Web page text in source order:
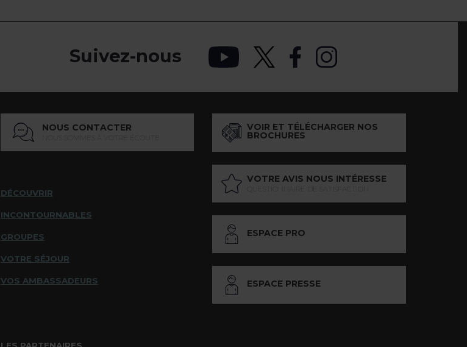
Suivez-nous
NOUS CONTACTER
DÉCOUVRIR
INCONTOURNABLES
GROUPES
VOTRE SÉJOUR
VOS AMBASSADEURS
VOIR ET TÉLÉCHARGER NOS
BROCHURES
VOTRE AVIS NOUS INTÉRESSE
ESPACE PRO
ESPACE PRESSE
LES PARTENAIRES